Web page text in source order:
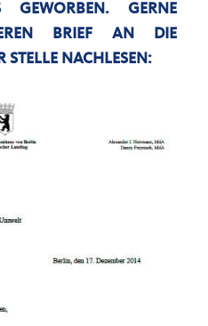
GEWORBEN. GERNE
BRIEF AN DIE
STELLE NACHLESEN: